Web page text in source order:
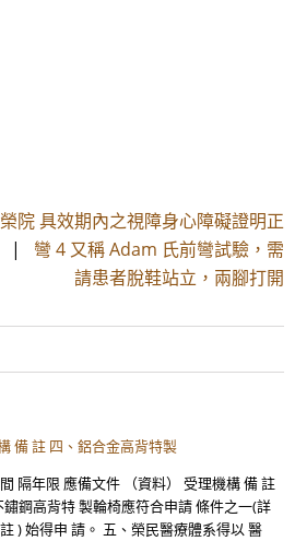
院 具效期內之視障身心障礙證明正
| 彎 4 又稱 Adam 氏前彎試驗，需
請患者脫鞋站立，兩腳打開
備 註 四、鋁合金高背特製
隔年限 應備文件 （資料） 受理機構 備 註
鋼高背特 製輪椅應符合申請 條件之一(詳
) 始得申 請。 五、榮民醫療體系得以 醫